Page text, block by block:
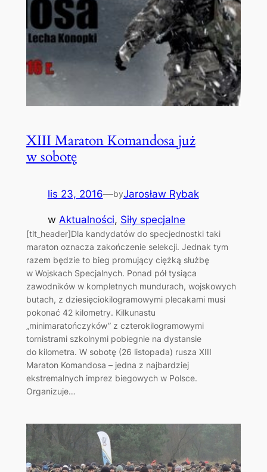
XIII Maraton Komandosa już
w sobotę
lis 23, 2016—byJarosław Rybak
w Aktualności, Siły specjalne
[tlt_header]Dla kandydatów do specjednostki taki
maraton oznacza zakończenie selekcji. Jednak tym
razem będzie to bieg promujący ciężką służbę
w Wojskach Specjalnych. Ponad pół tysiąca
zawodników w kompletnych mundurach, wojskowych
butach, z dziesięciokilogramowymi plecakami musi
pokonać 42 kilometry. Kilkunastu
„minimaratończyków” z czterokilogramowymi
tornistrami szkolnymi pobiegnie na dystansie
do kilometra. W sobotę (26 listopada) rusza XIII
Maraton Komandosa – jedna z najbardziej
ekstremalnych imprez biegowych w Polsce.
Organizuje…